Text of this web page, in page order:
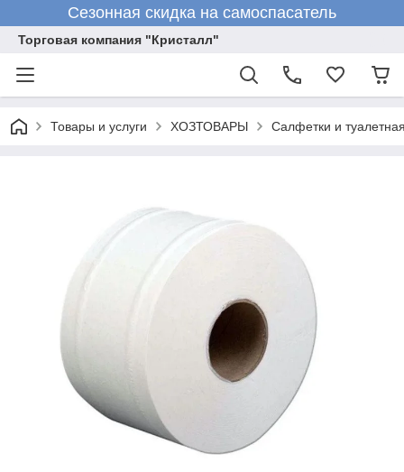
Сезонная скидка на самоспасатель
Торговая компания "Кристалл"
Товары и услуги ХОЗТОВАРЫ Салфетки и